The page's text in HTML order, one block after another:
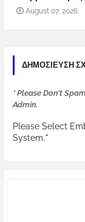
August 07, 2026
ΔΗΜΟΣΊΕΥΣΗ
* Please Don't
Admin.
Please Select
System.*